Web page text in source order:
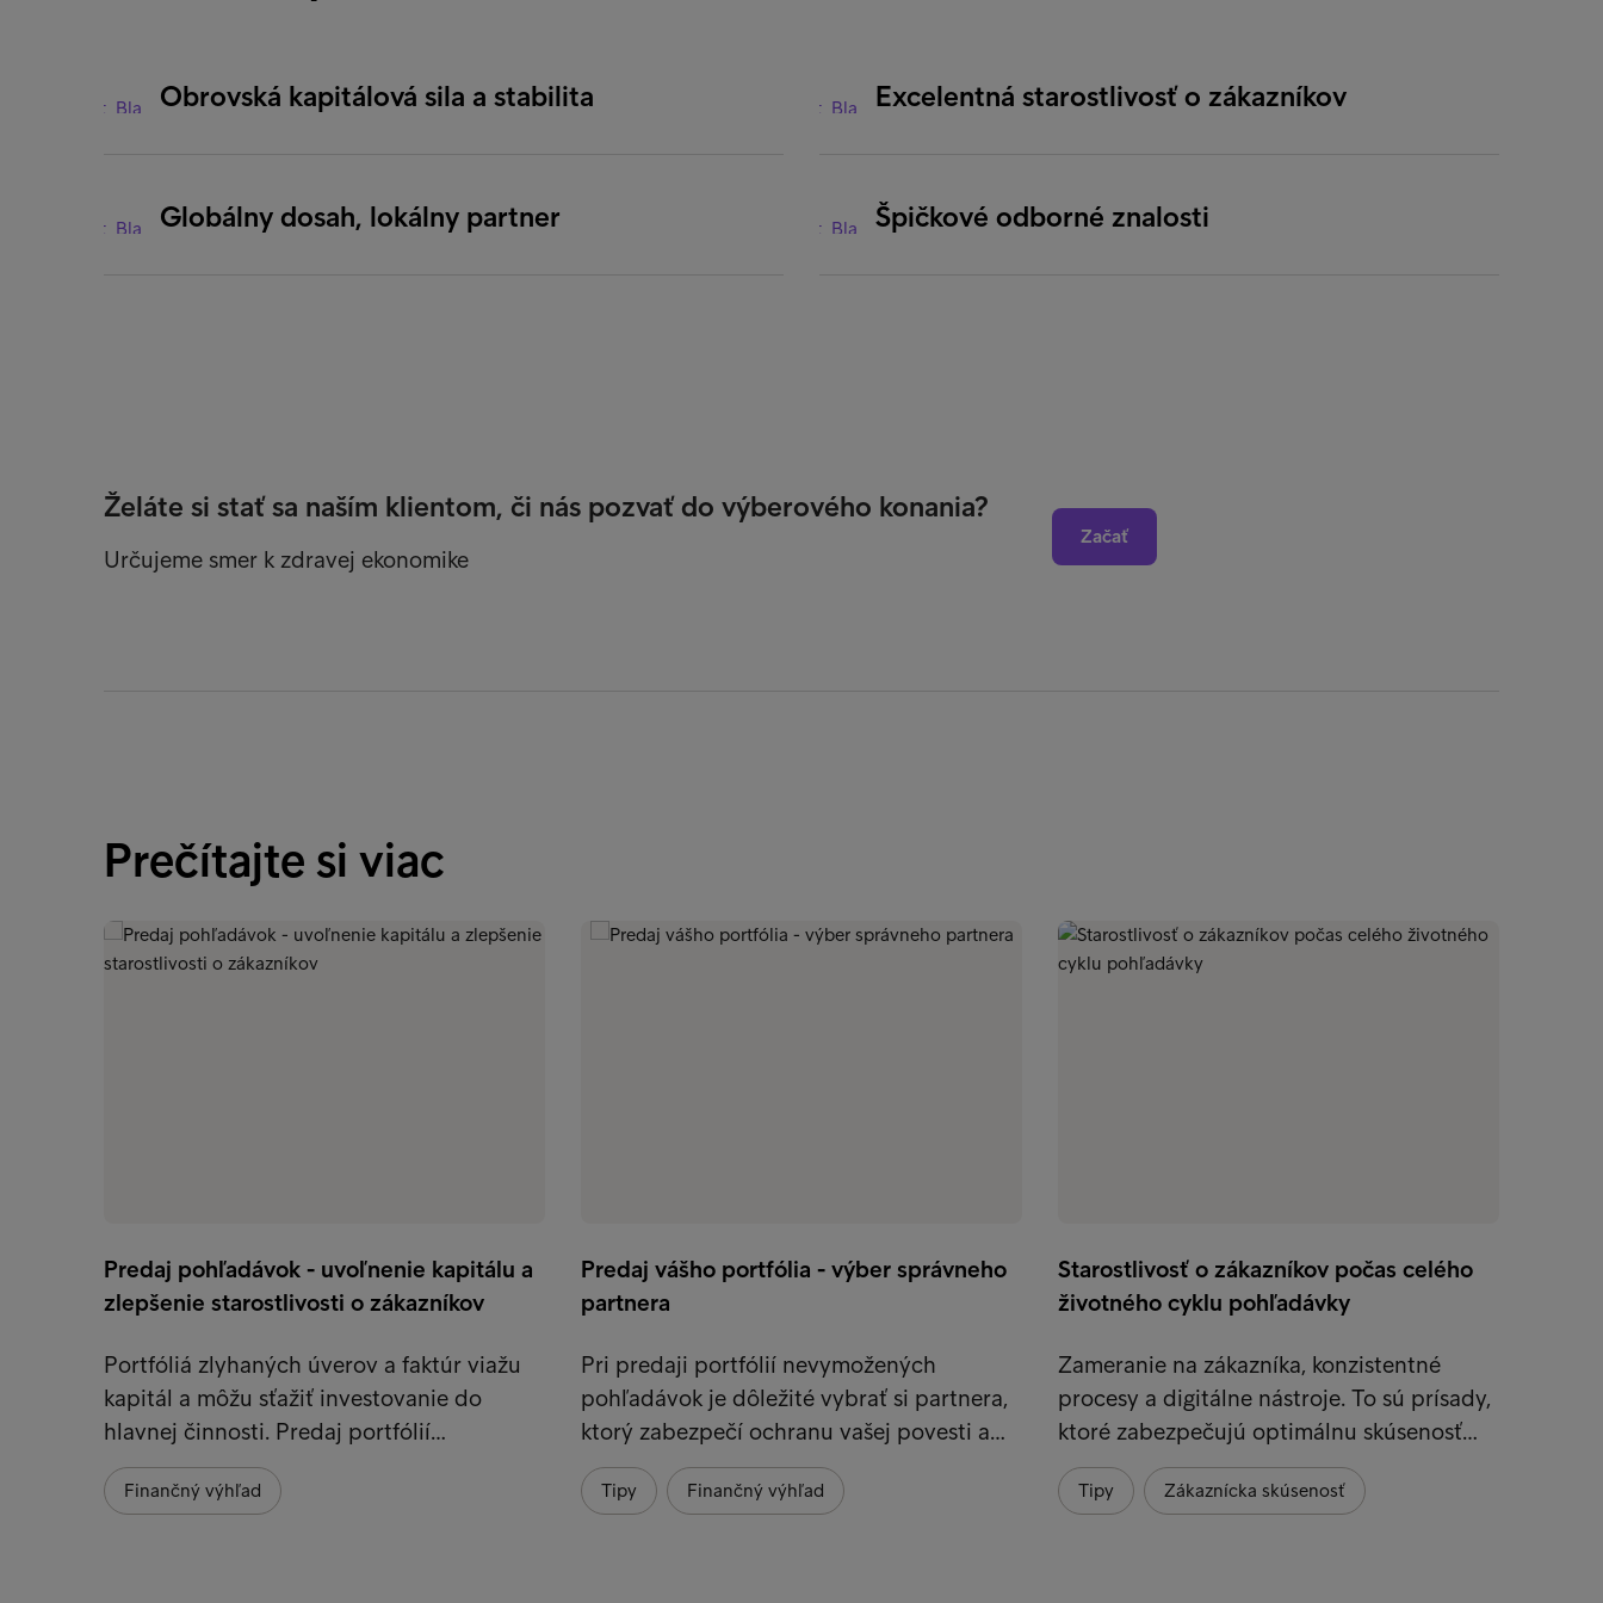
Obrovská kapitálová sila a stabilita
Globálny dosah, lokálny partner
Excelentná starostlivosť o zákazníkov
Špičkové odborné znalosti
Želáte si stať sa naším klientom, či nás pozvať do výberového konania?
Určujeme smer k zdravej ekonomike
Začať
Prečítajte si viac
Predaj pohľadávok - uvoľnenie kapitálu a
zlepšenie starostlivosti o zákazníkov
Portfóliá zlyhaných úverov a faktúr viažu
kapitál a môžu sťažiť investovanie do
hlavnej činnosti. Predaj portfólií…
Finančný výhľad
Predaj vášho portfólia - výber správneho
partnera
Pri predaji portfólií nevymožených
pohľadávok je dôležité vybrať si partnera,
ktorý zabezpečí ochranu vašej povesti a…
Tipy Finančný výhľad
Starostlivosť o zákazníkov počas celého
životného cyklu pohľadávky
Zameranie na zákazníka, konzistentné
procesy a digitálne nástroje. To sú prísady,
ktoré zabezpečujú optimálnu skúsenosť…
Tipy Zákaznícka skúsenosť